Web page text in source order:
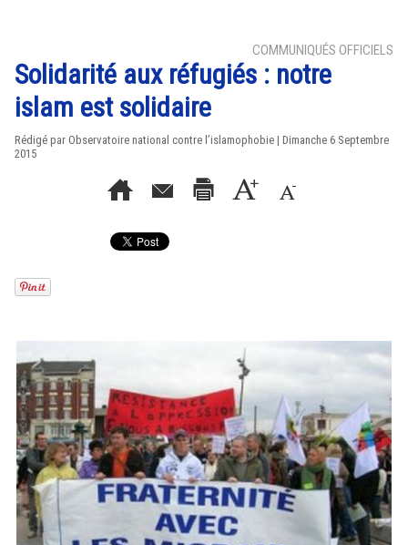
COMMUNIQUÉS OFFICIELS
Solidarité aux réfugiés : notre
islam est solidaire
Rédigé par Observatoire national contre l’islamophobie | Dimanche 6 Septembre
2015